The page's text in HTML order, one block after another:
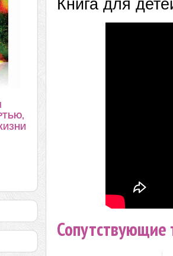
Книга для
Сопутствующие